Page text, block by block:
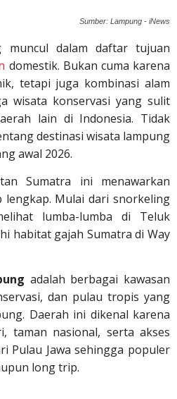
Sumber: Lampung - iNews
muncul dalam daftar tujuan
domestik. Bukan cuma karena
tetapi juga kombinasi alam
wisata konservasi yang sulit
lain di Indonesia. Tidak
destinasi wisata lampung
awal 2026.
Sumatra ini menawarkan
lengkap. Mulai dari snorkeling
lumba-lumba di Teluk
habitat gajah Sumatra di Way
adalah berbagai kawasan
dan pulau tropis yang
Daerah ini dikenal karena
taman nasional, serta akses
Pulau Jawa sehingga populer
long trip.